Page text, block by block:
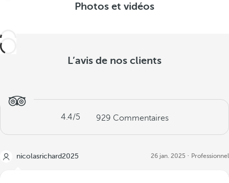
Photos et vidéos
L’avis de nos clients
4.4/5 929 Commentaires
nicolasrichard2025 26 jan. 2025 Professionnel